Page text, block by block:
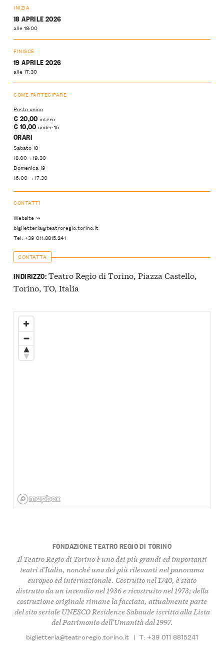
INIZIA
18 APRILE 2026
alle 18:00
FINISCE
19 APRILE 2026
alle 17:30
COME PARTECIPARE
Posto unico
€ 20,OO intero
€ 10,00 under 15
ORARI
Sabato 18
18:00→19:30
Domenica 19
16:00 →17:30
CONTATTI
Website ↝
biglietteria@teatroregio.torino.it
Tel: +39 011.8815.241
CONTATTA
INDIRIZZO:Teatro Regio di Torino, Piazza Castello,
Torino, TO, Italia
FONDAZIONE TEATRO REGIO DI TORINO
Il Teatro Regio di Torino è uno dei più grandi ed importanti
teatri d'Italia, nonché uno dei più rilevanti nel panorama
europeo ed internazionale. Costruito nel 1740, è stato
distrutto da un incendio nel 1936 e ricostruito nel 1973; della
costruzione originale rimane la facciata, attualmente parte
del sito seriale UNESCO Residenze Sabaude iscritto alla Lista
del Patrimonio dell'Umanità dal 1997.
biglietteria@teatroregio.torino.it | T: +39 011 8815241